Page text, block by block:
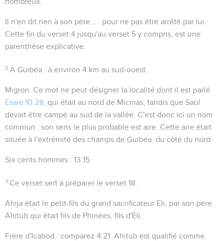
Il n'en dit rien à son père...
: pour ne pas être arrêté par lui.
Cette fin du verset 4 jusqu'au verset 5 y compris, est une
parenthèse explicative.
2 A Guibéa : à environ 4 km au sud-ouest.
Migron . Ce mot ne peut désigner la localité dont il est parlé
Esaïe 10.28 , qui était au nord de Micmas, tandis que Saül
devait être campé au sud de la vallée. C'est donc ici un nom
commun ; son sens le plus probable est aire . Cette aire était
située à l'extrémité des champs de Guibéa. du côté du nord.
Six cents hommes : 13.15
3 Ce verset sert à préparer le verset 18.
Ahija était le petit-fils du grand sacrificateur Eli, par son père
Ahitub qui était fils de Phinées, fils d'Eli.
Frère d'Icabod : comparez 4.21 . Ahitub est qualifié comme